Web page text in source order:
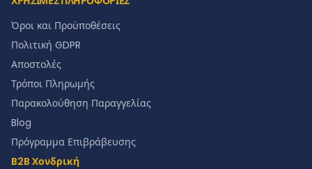
Όροι και Προϋποθέσεις
Πολιτική GDPR
Αποστολές
Τρόποι Πληρωμής
Παρακολούθηση Παραγγελίας
Blog
Πρόγραμμα Επιβράβευσης
B2B Χονδρική